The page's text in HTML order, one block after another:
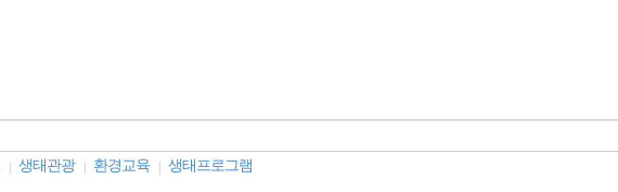
| 생태관광 | 환경교육 | 생태프로그램